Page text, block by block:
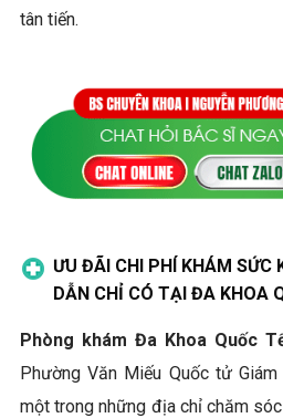
tân tiến.
ƯU ĐÃI CHI PHÍ KHÁM SỨC
DẪN CHỈ CÓ TẠI ĐA KHOA
Phòng khám Đa Khoa Quốc
Phường Văn Miếu Quốc tử
một trong những địa chỉ chăm